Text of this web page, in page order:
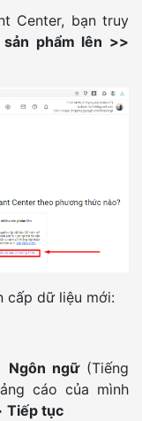
Center, bạn truy
phẩm lên >>
cấp dữ liệu mới:
Ngôn ngữ(Tiếng
cáo của mình
Tiếp tục